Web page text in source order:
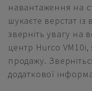
навантаження на
шукаєте верстат
зверніть увагу
центр Hurco
продажу.
додаткової